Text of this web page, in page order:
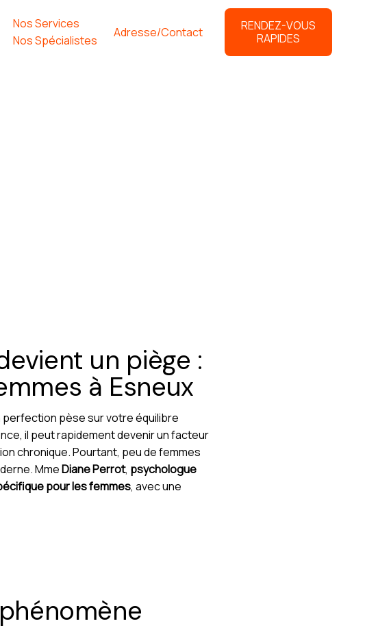
Nos Services
Nos Spécialistes
Adresse/Contact
RENDEZ-VOUS
RAPIDES
un piège :
à Esneux
perfection pèse sur votre équilibre
il peut rapidement devenir un facteur
chronique. Pourtant, peu de femmes
MmeDiane Perrot, psychologue
pour les femmes, avec une